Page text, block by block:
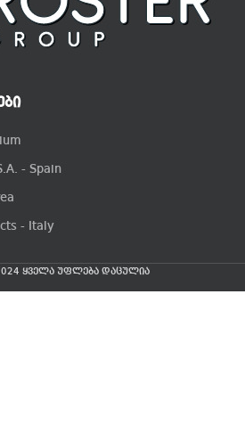
- Spain
- Italy
ყველა უფლება დაცულია